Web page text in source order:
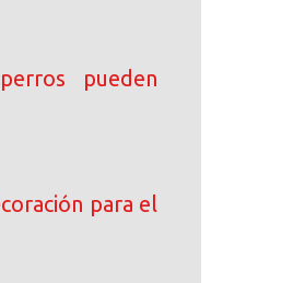
pueden
para el